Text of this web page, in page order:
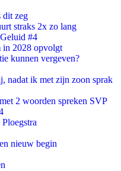
dit zeg
straks 2x zo lang
#4
in 2028 opvolgt
kunnen vergeven?
nadat ik met zijn zoon sprak
2 woorden spreken SVP
nieuw begin